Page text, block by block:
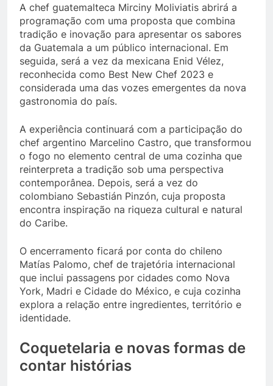
A chef guatemalteca Mirciny Moliviatis abrirá a
programação com uma proposta que combina
tradição e inovação para apresentar os sabores
da Guatemala a um público internacional. Em
seguida, será a vez da mexicana Enid Vélez,
reconhecida como Best New Chef 2023 e
considerada uma das vozes emergentes da nova
gastronomia do país.
A experiência continuará com a participação do
chef argentino Marcelino Castro, que transformou
o fogo no elemento central de uma cozinha que
reinterpreta a tradição sob uma perspectiva
contemporânea. Depois, será a vez do
colombiano Sebastián Pinzón, cuja proposta
encontra inspiração na riqueza cultural e natural
do Caribe.
O encerramento ficará por conta do chileno
Matías Palomo, chef de trajetória internacional
que inclui passagens por cidades como Nova
York, Madri e Cidade do México, e cuja cozinha
explora a relação entre ingredientes, território e
identidade.
Coquetelaria e novas formas de
contar histórias